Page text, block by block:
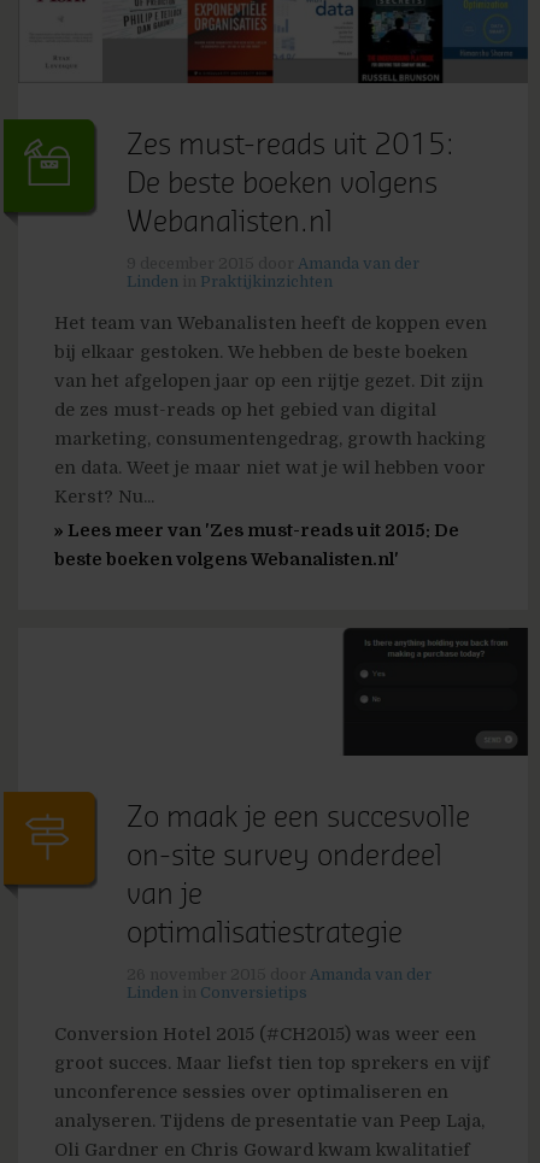
Zes must-reads uit 2015:
De beste boeken volgens
Webanalisten.nl
Amanda van der
Linden
Praktijkinzichten
Het team van Webanalisten heeft de koppen even
bij elkaar gestoken. We hebben de beste boeken
van het afgelopen jaar op een rijtje gezet. Dit zijn
de zes must-reads op het gebied van digital
marketing, consumentengedrag, growth hacking
en data. Weet je maar niet wat je wil hebben voor
Kerst? Nu...
» Lees meer van 'Zes must-reads uit 2015: De
beste boeken volgens Webanalisten.nl'
Zo maak je een succesvolle
on-site survey onderdeel
van je
optimalisatiestrategie
Amanda van der
Linden
Conversietips
Conversion Hotel 2015 (#CH2015) was weer een
groot succes. Maar liefst tien top sprekers en vijf
unconference sessies over optimaliseren en
analyseren. Tijdens de presentatie van Peep Laja,
Oli Gardner en Chris Goward kwam kwalitatief